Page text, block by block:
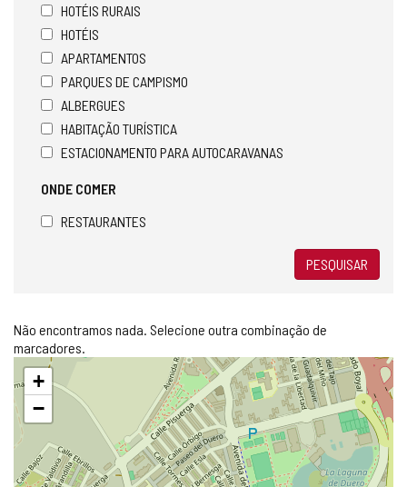
HOTÉIS RURAIS
HOTÉIS
APARTAMENTOS
PARQUES DE CAMPISMO
ALBERGUES
HABITAÇÃO TURÍSTICA
ESTACIONAMENTO PARA AUTOCARAVANAS
ONDE COMER
RESTAURANTES
PESQUISAR
Não encontramos nada. Selecione outra combinação de
marcadores.
Pular
mapa
+
−